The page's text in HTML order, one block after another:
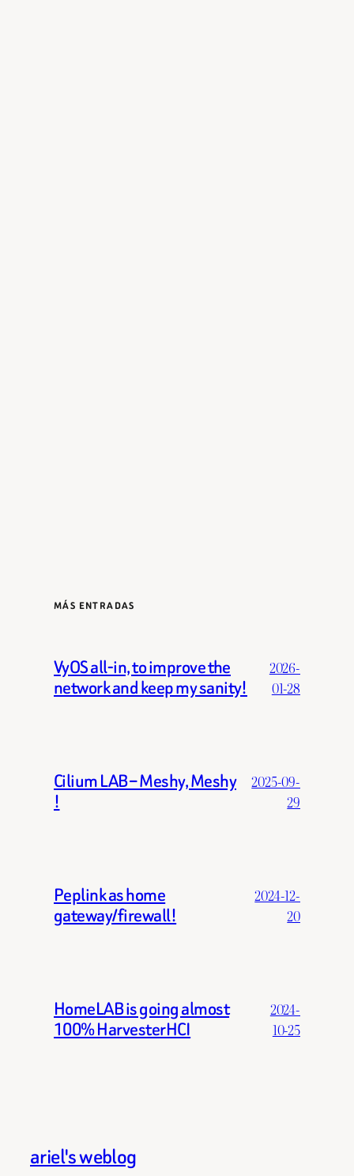
MÁS ENTRADAS
VyOS all-in, to improve the
network and keep my sanity!
2026-
01-28
Cilium LAB – Meshy, Meshy
!
2025-09-
29
Peplink as home
gateway/firewall!
2024-12-
20
HomeLAB is going almost
100% HarvesterHCI
2024-
10-25
ariel's weblog